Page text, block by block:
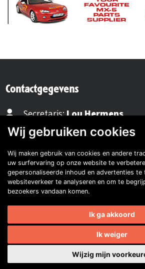
Contactgegevens
Secretaris:Lou Hermens
Mail secretaris
Ledenadm.:Henk Koning
Mail ledenadministratie
NL77 INGB 0677 3069 54
Volg ons op Facebook
Volg ons op
Volg ons op
Wij gebruiken cookies
Wij maken gebruik van cookies en andere
uw surfervaring op onze website te
gepersonaliseerde inhoud en advertenties te
websiteverkeer te analyseren en om te
bezoekers vandaan komen.
Ik ga akkoord
Ik weiger
Wijzig mijn